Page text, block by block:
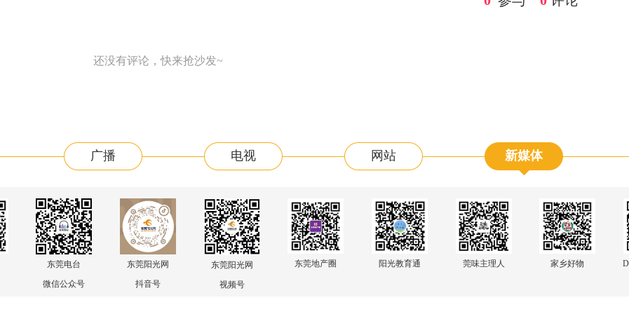
还没有评论，快来抢沙发~
广播 电视 网站 新媒体
东莞电台
微信公众号
东莞阳光网
抖音号
东莞阳光网
视频号
东莞地产圈 阳光教育通 莞味主理人 家乡好物